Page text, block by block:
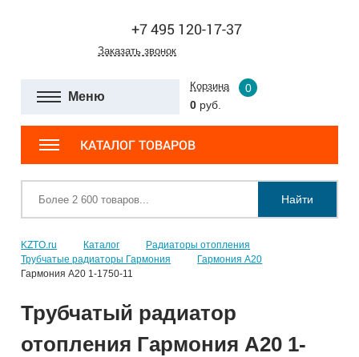
+7 495 120-17-37
Заказать звонок
Меню
Корзина
0
0 руб.
КАТАЛОГ ТОВАРОВ
Найти
KZTO.ru Каталог
Радиаторы отопления
Трубчатые радиаторы Гармония
Гармония А20
Гармония А20 1-1750-11
Трубчатый радиатор
отопления Гармония А20 1-